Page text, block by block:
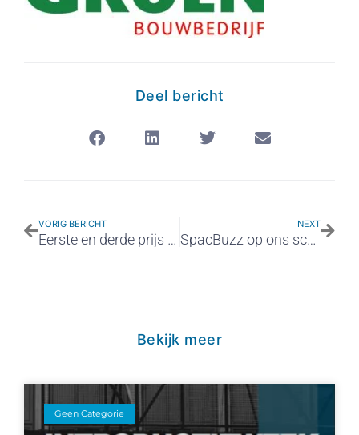
Deel bericht
VORIG BERICHT
Eerste en derde prijs bij de Bouwchallenge
NEXT
SpacBuzz op ons schoolplein
Bekijk meer
Geen Categorie